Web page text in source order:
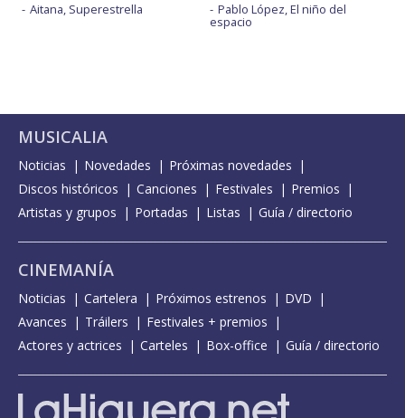
Aitana, Superestrella Pablo López, El niño del
espacio
MUSICALIA
Noticias Novedades
Próximas novedades
Discos históricos
Canciones Festivales
Premios
Artistas y grupos
Portadas Listas Guía / directorio
CINEMANÍA
Noticias Cartelera Próximos estrenos
DVD
Avances
Tráilers
Festivales + premios
Actores y actrices
Carteles Box-office Guía / directorio